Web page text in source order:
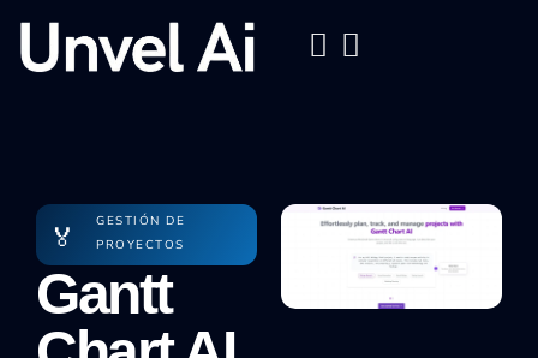
🏅
GESTIÓN DE
PROYECTOS
Gantt